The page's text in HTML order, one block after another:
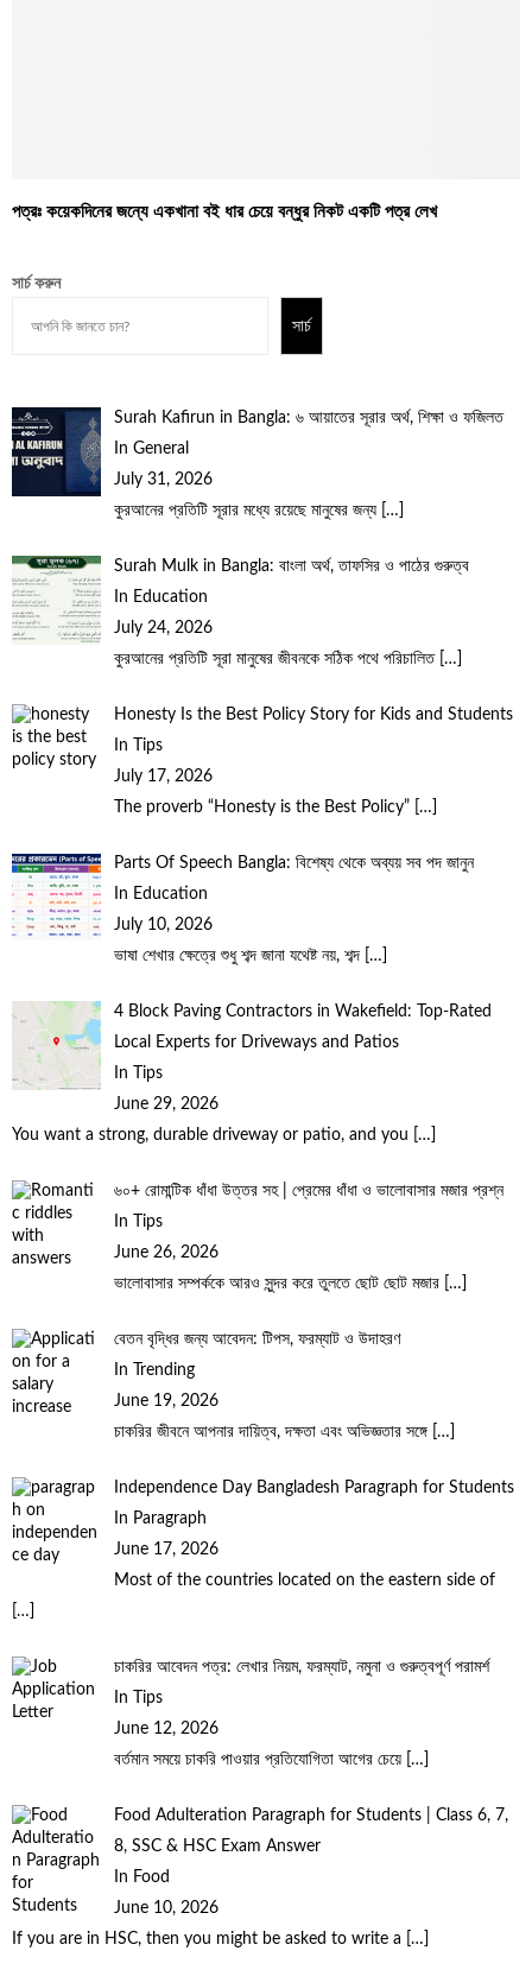
পত্রঃ কয়েকদিনের জন্যে একখানা বই ধার চেয়ে বন্ধুর নিকট একটি পত্র লেখ
সার্চ করুন
সার্চ
Surah Kafirun in Bangla: ৬ আয়াতের সূরার অর্থ, শিক্ষা ও ফজিলত
In General
July 31, 2026
কুরআনের প্রতিটি সূরার মধ্যে রয়েছে মানুষের জন্য […]
Surah Mulk in Bangla: বাংলা অর্থ, তাফসির ও পাঠের গুরুত্ব
In Education
July 24, 2026
কুরআনের প্রতিটি সূরা মানুষের জীবনকে সঠিক পথে পরিচালিত […]
Honesty Is the Best Policy Story for Kids and Students
In Tips
July 17, 2026
The proverb “Honesty is the Best Policy”
[…]
Parts Of Speech Bangla: বিশেষ্য থেকে অব্যয় সব পদ জানুন
In Education
July 10, 2026
ভাষা শেখার ক্ষেত্রে শুধু শব্দ জানা যথেষ্ট নয়, শব্দ […]
4 Block Paving Contractors in Wakefield: Top-Rated
Local Experts for Driveways and Patios
In Tips
June 29, 2026
You want a strong, durable driveway or patio, and you
[…]
৬০+ রোমান্টিক ধাঁধা উত্তর সহ | প্রেমের ধাঁধা ও ভালোবাসার মজার প্রশ্ন
In Tips
June 26, 2026
ভালোবাসার সম্পর্ককে আরও সুন্দর করে তুলতে ছোট ছোট মজার […]
বেতন বৃদ্ধির জন্য আবেদন: টিপস, ফরম্যাট ও উদাহরণ
In Trending
June 19, 2026
চাকরির জীবনে আপনার দায়িত্ব, দক্ষতা এবং অভিজ্ঞতার সঙ্গে […]
Independence Day Bangladesh Paragraph for Students
In Paragraph
June 17, 2026
Most of the countries located on the eastern side of
[…]
চাকরির আবেদন পত্র: লেখার নিয়ম, ফরম্যাট, নমুনা ও গুরুত্বপূর্ণ পরামর্শ
In Tips
June 12, 2026
বর্তমান সময়ে চাকরি পাওয়ার প্রতিযোগিতা আগের চেয়ে […]
Food Adulteration Paragraph for Students | Class 6, 7,
8, SSC & HSC Exam Answer
In Food
June 10, 2026
If you are in HSC, then you might be asked to write a
[…]